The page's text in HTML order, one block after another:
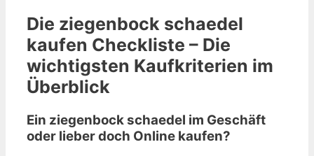
Die ziegenbock schaedel
kaufen Checkliste – Die
wichtigsten Kaufkriterien im
Überblick
Ein ziegenbock schaedel im Geschäft
oder lieber doch Online kaufen?